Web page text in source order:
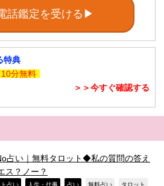
話鑑定を受ける▶
特典
10分無料
＞＞今すぐ確認する
占い｜無料タロット◆私の質問の答え
ス？ノー？
占い 人生・仕事 占い 無料占い タロット